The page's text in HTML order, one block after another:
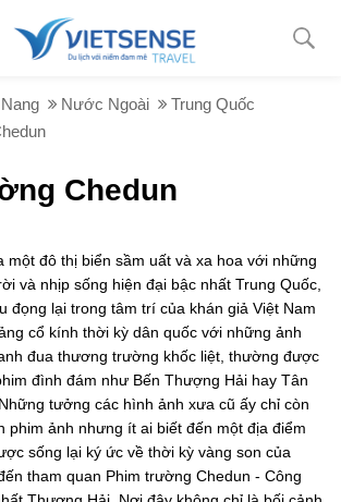
Nước Ngoài
Trung Quốc
Chedun
một đô thị biển sầm uất và xa hoa với những
và nhịp sống hiện đại bậc nhất Trung Quốc,
đọng lại trong tâm trí của khán giả Việt Nam
cổ kính thời kỳ dân quốc với những ảnh
đua thương trường khốc liệt, thường được
đình đám như Bến Thượng Hải hay Tân
tưởng các hình ảnh xưa cũ ấy chỉ còn
phim ảnh nhưng ít ai biết đến một địa điểm
sống lại ký ức về thời kỳ vàng son của
tham quan Phim trường Chedun - Công